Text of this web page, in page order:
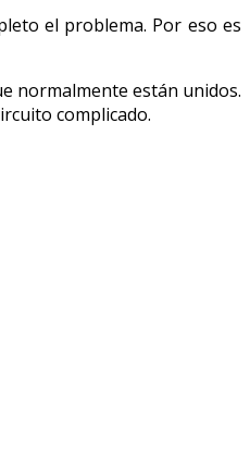
el problema. Por eso es
normalmente están unidos.
complicado.